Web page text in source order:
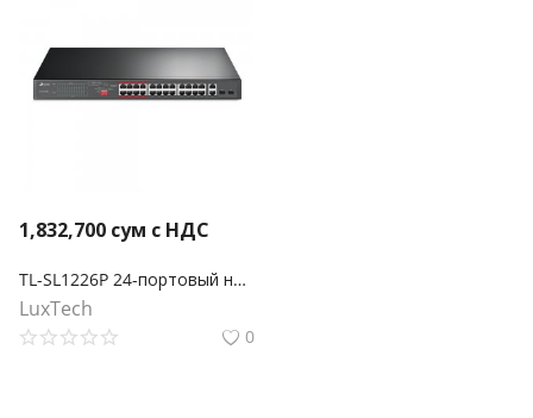
1,832,700 сум с НДС
TL-SL1226P 24-портовый неуправляемый 10/100 Мбит/с PoE+ коммутатор с 2 гигабитными портами
LuxTech
0